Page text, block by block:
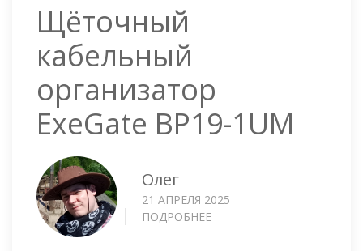
Щёточный
кабельный
организатор
ExeGate BP19-1UM
Олег
21 АПРЕЛЯ 2025
ПОДРОБНЕЕ